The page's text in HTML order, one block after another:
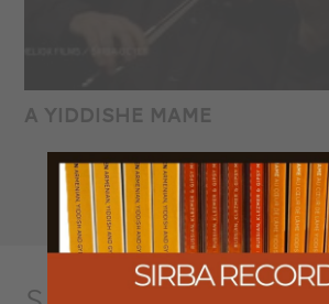
A YIDDISHE MAME